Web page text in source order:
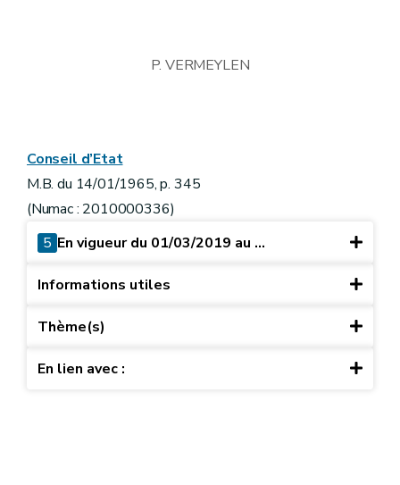
P. VERMEYLEN
Conseil d’Etat
M.B. du 14/01/1965, p. 345
(Numac : 2010000336)
5 En vigueur du 01/03/2019 au ...
Informations utiles
Thème(s)
En lien avec :